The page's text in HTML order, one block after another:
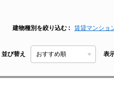
建物種別を絞り込む 賃貸マンショ
並び替え 表